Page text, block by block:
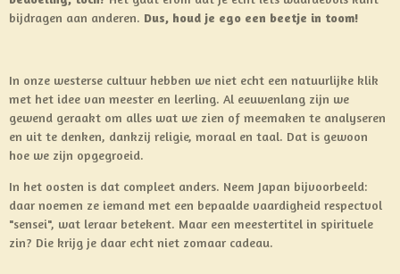
bijdragen aan anderen. Dus, houd je ego een beetje in toom!
In onze westerse cultuur hebben we niet echt een natuurlijke klik
met het idee van meester en leerling. Al eeuwenlang zijn we
gewend geraakt om alles wat we zien of meemaken te analyseren
en uit te denken, dankzij religie, moraal en taal. Dat is gewoon
hoe we zijn opgegroeid.
In het oosten is dat compleet anders. Neem Japan bijvoorbeeld:
daar noemen ze iemand met een bepaalde vaardigheid respectvol
"sensei", wat leraar betekent. Maar een meestertitel in spirituele
zin? Die krijg je daar echt niet zomaar cadeau.